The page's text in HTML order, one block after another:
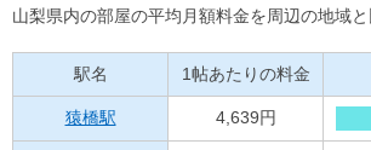
山梨県内の部屋の平均月額料金を周辺の地域と
駅名 1帖あたりの料金
猿橋駅 4,639円